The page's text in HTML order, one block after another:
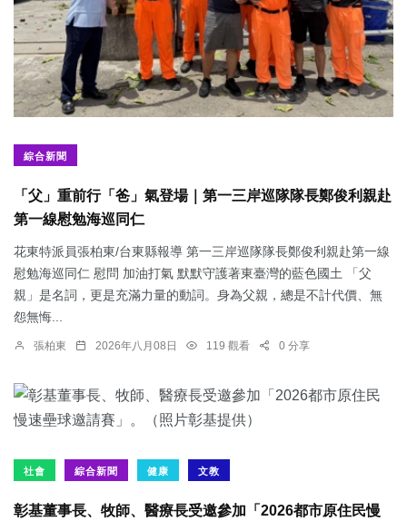
綜合新聞
「父」重前行「爸」氣登場｜第一三岸巡隊隊長鄭俊利親赴
第一線慰勉海巡同仁
花東特派員張柏東/台東縣報導 第一三岸巡隊隊長鄭俊利親赴第一線
慰勉海巡同仁 慰問 加油打氣 默默守護著東臺灣的藍色國土 「父
親」是名詞，更是充滿力量的動詞。身為父親，總是不計代價、無
怨無悔...
張柏東 2026年八月08日 119 觀看 0 分享
社會 綜合新聞 健康 文教
彰基董事長、牧師、醫療長受邀參加「2026都市原住民慢